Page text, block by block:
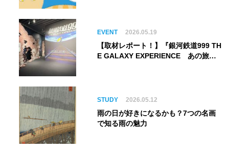
EVENT 2026.05.19
【取材レポート！】『銀河鉄道999 TH
E GALAXY EXPERIENCE あの旅
ム】
STUDY 2026.05.12
雨の日が好きになるかも？7つの名画
で知る雨の魅力